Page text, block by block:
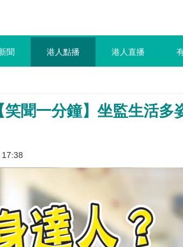
聞 港人點播 港人直播
笑聞一分鐘】坐監生活